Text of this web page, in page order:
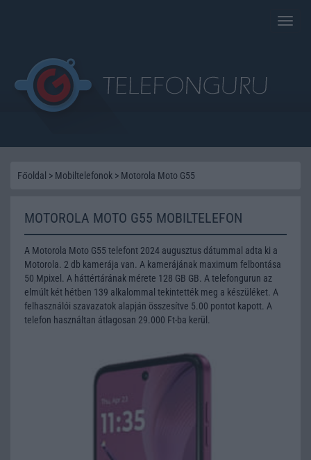
Toggle
Főoldal > Mobiltelefonok > Motorola Moto G55
MOTOROLA MOTO G55 MOBILTELEFON
A Motorola Moto G55 telefont 2024 augusztus dátummal adta ki a
Motorola. 2 db kamerája van. A kamerájának maximum felbontása
50 Mpixel. A háttértárának mérete 128 GB GB. A telefongurun az
elmúlt két hétben 139 alkalommal tekintették meg a készüléket. A
felhasználói szavazatok alapján összesítve 5.00 pontot kapott. A
telefon használtan átlagosan 29.000 Ft-ba kerül.